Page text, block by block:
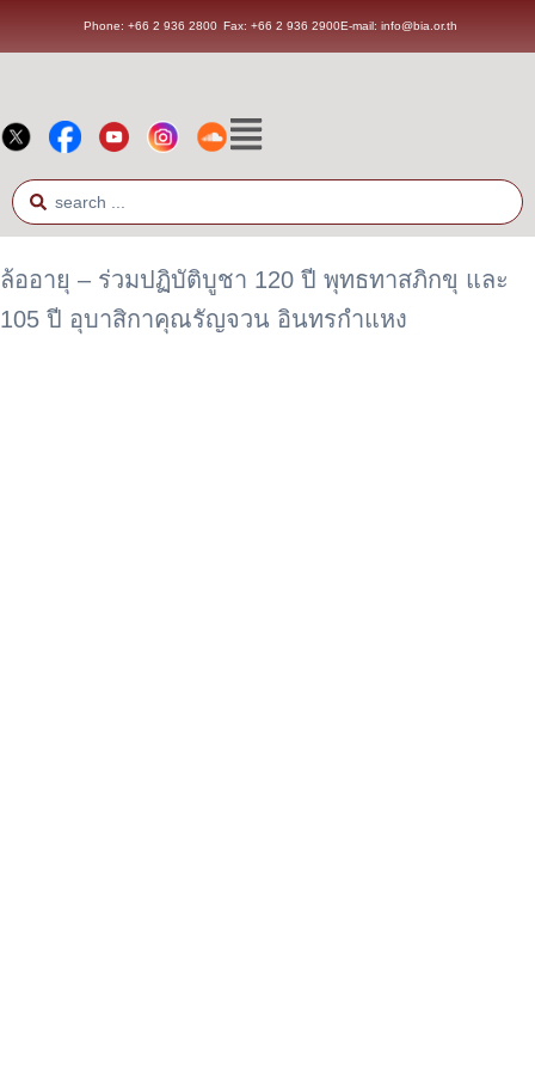
Phone: +66 2 936 2800 Fax: +66 2 936 2900E-mail: info@bia.or.th
ล้ออายุ – ร่วมปฏิบัติบูชา 120 ปี พุทธทาสภิกขุ และ
105 ปี อุบาสิกาคุณรัญจวน อินทรกำแหง